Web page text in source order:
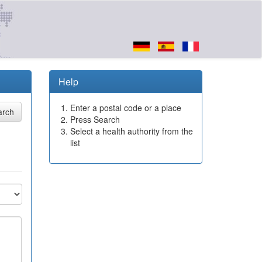
Help
Enter a postal code or a place
Press Search
Select a health authority from the
list